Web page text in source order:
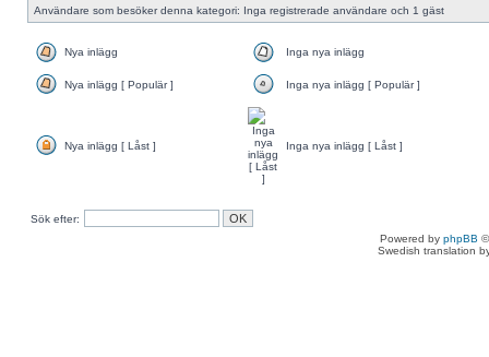
Användare som besöker denna kategori: Inga registrerade användare och 1 gäst
Nya inlägg Inga nya inlägg
Nya inlägg [ Populär ] Inga nya inlägg [ Populär ]
Nya inlägg [ Låst ] Inga nya inlägg [ Låst ]
Sök efter:
Powered by phpBB
Swedish translation